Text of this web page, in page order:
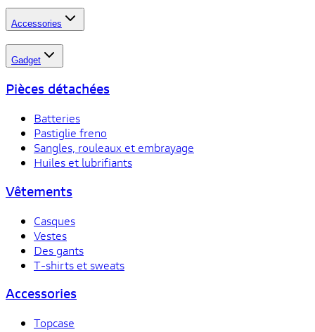
Accessories
Gadget
Pièces détachées
Batteries
Pastiglie freno
Sangles, rouleaux et embrayage
Huiles et lubrifiants
Vêtements
Casques
Vestes
Des gants
T-shirts et sweats
Accessories
Topcase